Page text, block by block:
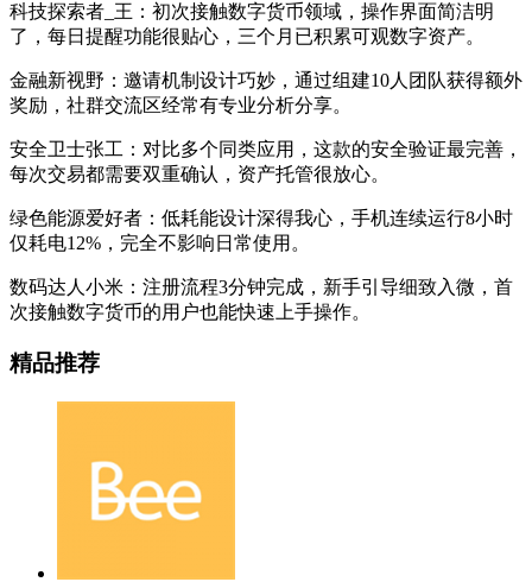
科技探索者_王：初次接触数字货币领域，操作界面简洁明
了，每日提醒功能很贴心，三个月已积累可观数字资产。
金融新视野：邀请机制设计巧妙，通过组建10人团队获得额外
奖励，社群交流区经常有专业分析分享。
安全卫士张工：对比多个同类应用，这款的安全验证最完善，
每次交易都需要双重确认，资产托管很放心。
绿色能源爱好者：低耗能设计深得我心，手机连续运行8小时
仅耗电12%，完全不影响日常使用。
数码达人小米：注册流程3分钟完成，新手引导细致入微，首
次接触数字货币的用户也能快速上手操作。
精品推荐